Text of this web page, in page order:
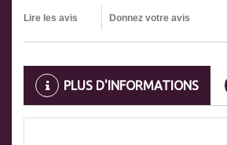
Lire les avis Donnez votre avis
PLUS D'INFORMATIONS